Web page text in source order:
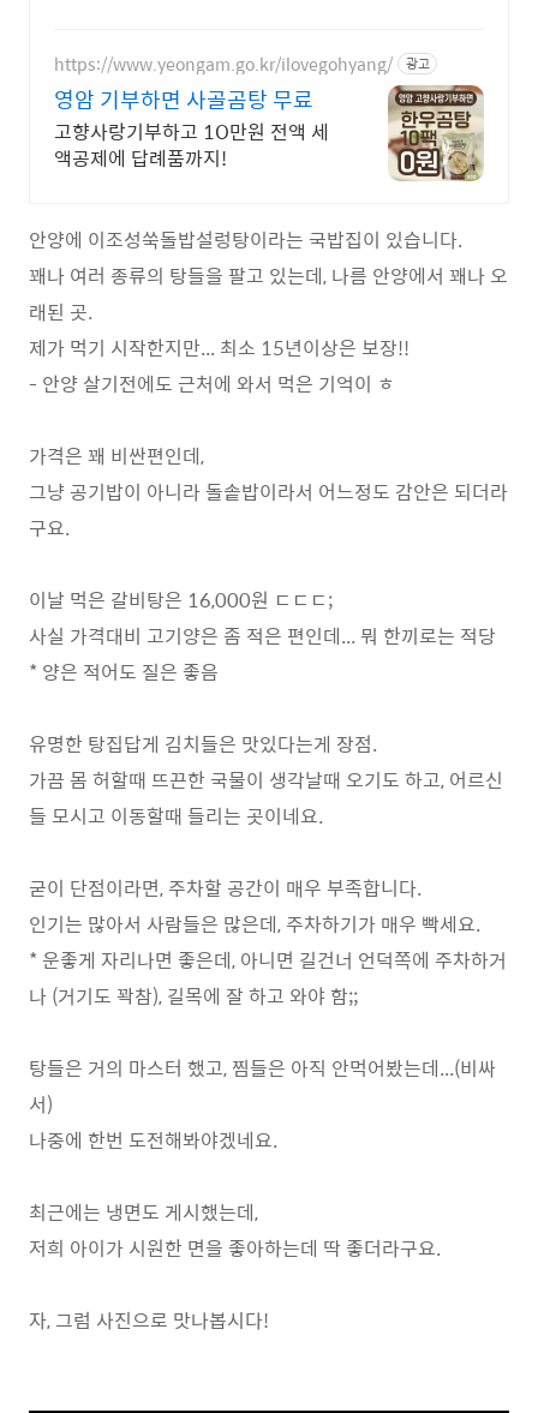
https://www.yeongam.go.kr/ilovegohyang/ 광고
영암 기부하면 사골곰탕 무료
고향사랑기부하고 1O만원 전액 세
액공제에 답례품까지!
안양에 이조성쑥돌밥설렁탕이라는 국밥집이 있습니다.
꽤나 여러 종류의 탕들을 팔고 있는데, 나름 안양에서 꽤나 오
래된 곳.
제가 먹기 시작한지만... 최소 15년이상은 보장!!
- 안양 살기전에도 근처에 와서 먹은 기억이 ㅎ
가격은 꽤 비싼편인데,
그냥 공기밥이 아니라 돌솥밥이라서 어느정도 감안은 되더라
구요.
이날 먹은 갈비탕은 16,000원 ㄷㄷㄷ;
사실 가격대비 고기양은 좀 적은 편인데... 뭐 한끼로는 적당
* 양은 적어도 질은 좋음
유명한 탕집답게 김치들은 맛있다는게 장점.
가끔 몸 허할때 뜨끈한 국물이 생각날때 오기도 하고, 어르신
들 모시고 이동할때 들리는 곳이네요.
굳이 단점이라면, 주차할 공간이 매우 부족합니다.
인기는 많아서 사람들은 많은데, 주차하기가 매우 빡세요.
* 운좋게 자리나면 좋은데, 아니면 길건너 언덕쪽에 주차하거
나 (거기도 꽉참), 길목에 잘 하고 와야 함;;
탕들은 거의 마스터 했고, 찜들은 아직 안먹어봤는데...(비싸
서)
나중에 한번 도전해봐야겠네요.
최근에는 냉면도 게시했는데,
저희 아이가 시원한 면을 좋아하는데 딱 좋더라구요.
자, 그럼 사진으로 맛나봅시다!